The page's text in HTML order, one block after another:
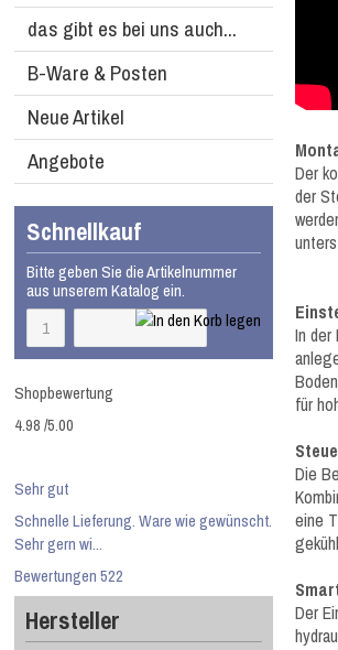
das gibt es bei uns auch...
B-Ware & Posten
Neue Artikel
Angebote
Schnellkauf
Bitte geben Sie die Artikelnummer
aus unserem Katalog ein.
Shopbewertung
4.98/5.00
Sehr gut
Schnelle Lieferung. Ware wie gewünscht.
Sehr gern wi...
Bewertungen 522
Hersteller
Der
der
In der
für
Die
eine
Der